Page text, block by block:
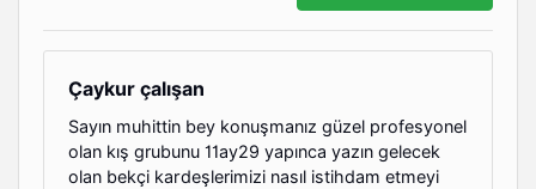
Çaykur çalışan
Sayın muhittin bey konuşmanız güzel profesyonel
olan kış grubunu 11ay29 yapınca yazın gelecek
olan bekçi kardeşlerimizi nasıl istihdam etmeyi